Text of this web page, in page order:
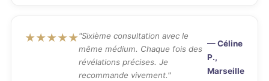
★★★★★"Sixième consultation avec le
même médium. Chaque fois des
révélations précises. Je
recommande vivement."
— Céline
P.,
Marseille